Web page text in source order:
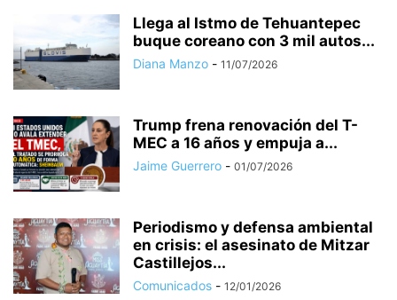
Llega al Istmo de Tehuantepec
buque coreano con 3 mil autos...
Diana Manzo - 11/07/2026
Trump frena renovación del T-
MEC a 16 años y empuja a...
Jaime Guerrero - 01/07/2026
Periodismo y defensa ambiental
en crisis: el asesinato de Mitzar
Castillejos...
Comunicados - 12/01/2026